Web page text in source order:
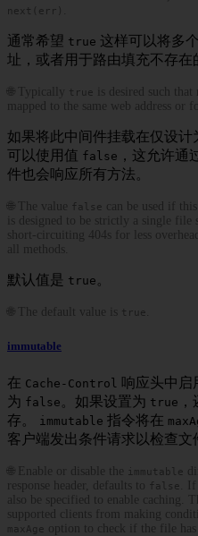
next(err)
通常希望 true 这样可以将多
址，或者用于路由填充不存在
🌐 Typically true
is desired such
mapped to the same web address or
如果将此中间件挂载在仅设计
可以使用值 false ，这允许通
件也会响应所有方法。
🌐 The value false can be used if
is designed to be strictly a single
short-circuiting 404s for less
all methods.
默认值是 true 。
🌐 The default value is true
immutable
在 Cache-Control 响应头中启
为 false 。如果设置为 true
存。
immutable 指令将在
客户端发出条件请求以检查文
🌐 Enable or disable the immutable
response header, defaults to false .
also be specified to enable caching.
supported clients from making
maxAge option to check if the file has